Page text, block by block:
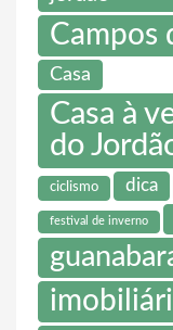
Campos
Casa
Casa à
do
ciclismo dica
festival de inverno